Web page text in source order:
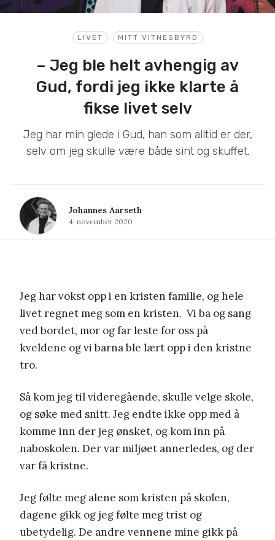
LIVET MITT VITNESBYRD
– Jeg ble helt avhengig av
Gud, fordi jeg ikke klarte å
fikse livet selv
Jeg har min glede i Gud, han som alltid er der,
selv om jeg skulle være både sint og skuffet.
Johannes Aarseth
4. november 2020
Jeg har vokst opp i en kristen familie, og hele
livet regnet meg som en kristen. Vi ba og sang
ved bordet, mor og far leste for oss på
kveldene og vi barna ble lært opp i den kristne
tro.
Så kom jeg til videregående, skulle velge skole,
og søke med snitt. Jeg endte ikke opp med å
komme inn der jeg ønsket, og kom inn på
naboskolen. Der var miljøet annerledes, og der
var få kristne.
Jeg følte meg alene som kristen på skolen,
dagene gikk og jeg følte meg trist og
ubetydelig. De andre vennene mine gikk på